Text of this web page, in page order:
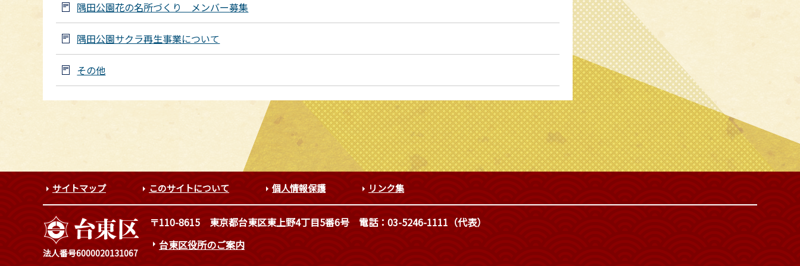
隅田公園花の名所づくり メンバー募集
隅田公園サクラ再生事業について
その他
サイトマップ このサイトについて 個人情報保護 リンク集
法人番号6000020131067
〒110-8615 東京都台東区東上野4丁目5番6号
電話：03-5246-1111（代表）
台東区役所のご案内